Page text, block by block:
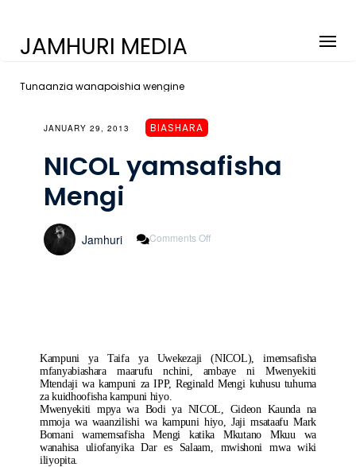
JAMHURI MEDIA
Tunaanzia wanapoishia wengine
JANUARY 29, 2013 BIASHARA
NICOL yamsafisha
Mengi
Jamhuri Comments Off
Kampuni ya Taifa ya Uwekezaji (NICOL), imemsafisha
mfanyabiashara maarufu nchini, ambaye ni Mwenyekiti
Mtendaji wa kampuni za IPP, Reginald Mengi kuhusu tuhuma
za kuidhoofisha kampuni hiyo.
Mwenyekiti mpya wa Bodi ya NICOL, Gideon Kaunda na
mmoja wa waanzilishi wa kampuni hiyo, Jaji msataafu Mark
Bomani wamemsafisha Mengi katika Mkutano Mkuu wa
wanahisa uliofanyika Dar es Salaam, mwishoni mwa wiki
iliyopita.